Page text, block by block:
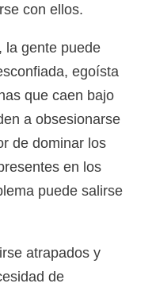
con ellos.
la gente puede
egoísta
que caen bajo
a obsesionarse
de dominar los
en los
puede salirse
atrapados y
de